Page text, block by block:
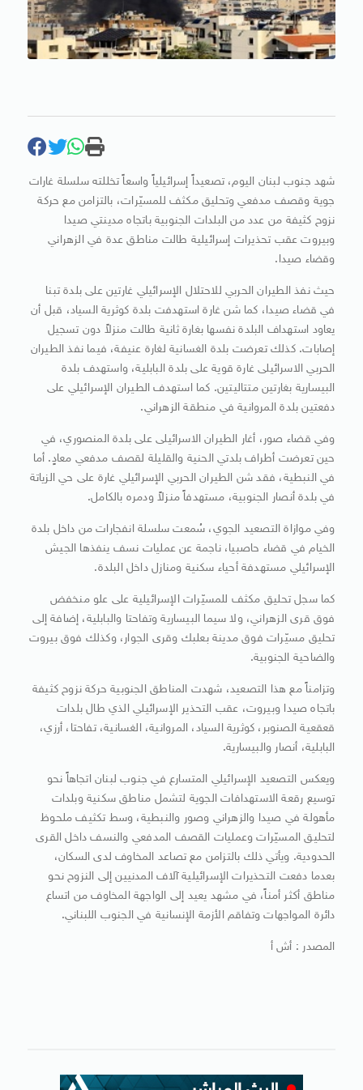
شهد جنوب لبنان اليوم، تصعيداً إسرائيلياً واسعاً تخللته سلسلة غارات
جوية وقصف مدفعي وتحليق مكثف للمسيّرات، بالتزامن مع حركة
نزوح كثيفة من عدد من البلدات الجنوبية باتجاه مدينتي صيدا
وبيروت عقب تحذيرات إسرائيلية طالت مناطق عدة في الزهراني
وقضاء صيدا.
حيث نفذ الطيران الحربي للاحتلال الإسرائيلي غارتين على بلدة تبنا
في قضاء صيدا، كما شن غارة استهدفت بلدة كوثرية السياد، قبل أن
يعاود استهداف البلدة نفسها بغارة ثانية طالت منزلاً دون تسجيل
إصابات. كذلك تعرضت بلدة الغسانية لغارة عنيفة، فيما نفذ الطيران
الحربي الاسرائيلى غارة قوية على بلدة البابلية، واستهدف بلدة
البيسارية بغارتين متتاليتين. كما استهدف الطيران الإسرائيلي على
دفعتين بلدة المروانية في منطقة الزهراني.
وفي قضاء صور، أغار الطيران الاسرائيلى على بلدة المنصوري، في
حين تعرضت أطراف بلدتي الحنية والقليلة لقصف مدفعي معادٍ. أما
في النبطية، فقد شن الطيران الحربي الإسرائيلي غارة على حي الزياتة
في بلدة أنصار الجنوبية، مستهدفاً منزلاً ودمره بالكامل.
وفي موازاة التصعيد الجوي، سُمعت سلسلة انفجارات من داخل بلدة
الخيام في قضاء حاصبيا، ناجمة عن عمليات نسف ينفذها الجيش
الإسرائيلي مستهدفة أحياء سكنية ومنازل داخل البلدة.
كما سجل تحليق مكثف للمسيّرات الإسرائيلية على علو منخفض
فوق قرى الزهراني، ولا سيما البيسارية وتفاحتا والبابلية، إضافة إلى
تحليق مسيّرات فوق مدينة بعلبك وقرى الجوار، وكذلك فوق بيروت
والضاحية الجنوبية.
وتزامناً مع هذا التصعيد، شهدت المناطق الجنوبية حركة نزوح كثيفة
باتجاه صيدا وبيروت، عقب التحذير الإسرائيلي الذي طال بلدات
قعقعية الصنوبر، كوثرية السياد، المروانية، الغسانية، تفاحتا، أرزي،
البابلية، أنصار والبيسارية.
ويعكس التصعيد الإسرائيلي المتسارع في جنوب لبنان اتجاهاً نحو
توسيع رقعة الاستهدافات الجوية لتشمل مناطق سكنية وبلدات
مأهولة في صيدا والزهراني وصور والنبطية، وسط تكثيف ملحوظ
لتحليق المسيّرات وعمليات القصف المدفعي والنسف داخل القرى
الحدودية. ويأتي ذلك بالتزامن مع تصاعد المخاوف لدى السكان،
بعدما دفعت التحذيرات الإسرائيلية آلاف المدنيين إلى النزوح نحو
مناطق أكثر أمناً، في مشهد يعيد إلى الواجهة المخاوف من اتساع
دائرة المواجهات وتفاقم الأزمة الإنسانية في الجنوب اللبناني.
المصدر : أش أ